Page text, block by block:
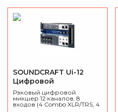
SOUNDCRAFT Ui-12
Цифровой
микшерный пульт
Рэковый цифровой
микшер 12 каналов, 8
входов (4 Combo XLR/TRS, 4